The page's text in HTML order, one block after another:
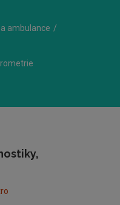
ambulance